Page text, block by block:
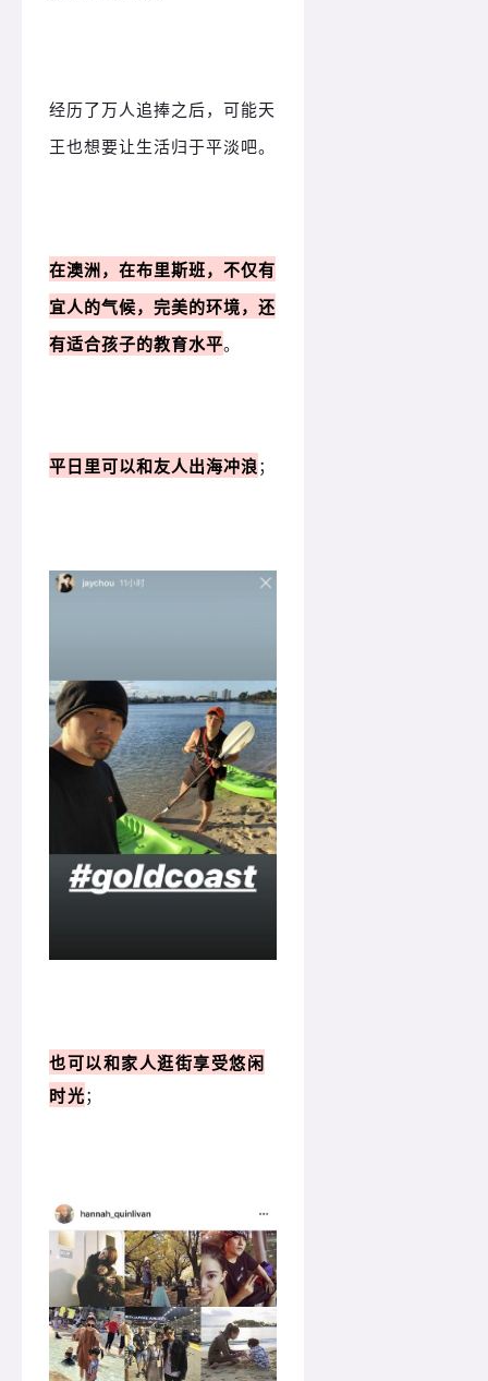
经历了万人追捧之后，可能天
王也想要让生活归于平淡吧。
在澳洲，在布里斯班，不仅有
宜人的气候，完美的环境，还
有适合孩子的教育水平。
平日里可以和友人出海冲浪；
也可以和家人逛街享受悠闲
时光；